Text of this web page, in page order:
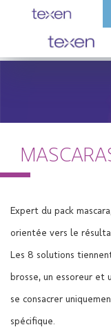
Expert du pack
orientée vers le
Les 8 solutions
brosse, un essoreur et
se consacrer
spécifique.